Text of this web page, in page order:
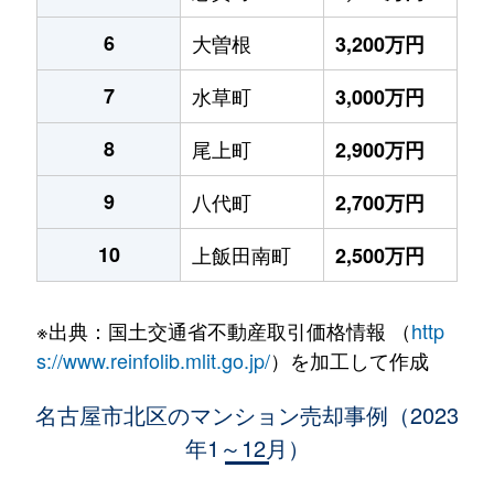
6
大曽根
3,200万円
7
水草町
3,000万円
8
尾上町
2,900万円
9
八代町
2,700万円
10
上飯田南町 2,500万円
※出典：国土交通省不動産取引価格情報 （http
s://www.reinfolib.mlit.go.jp/）を加工して作成
名古屋市北区のマンション売却事例（2023
年1～12月）